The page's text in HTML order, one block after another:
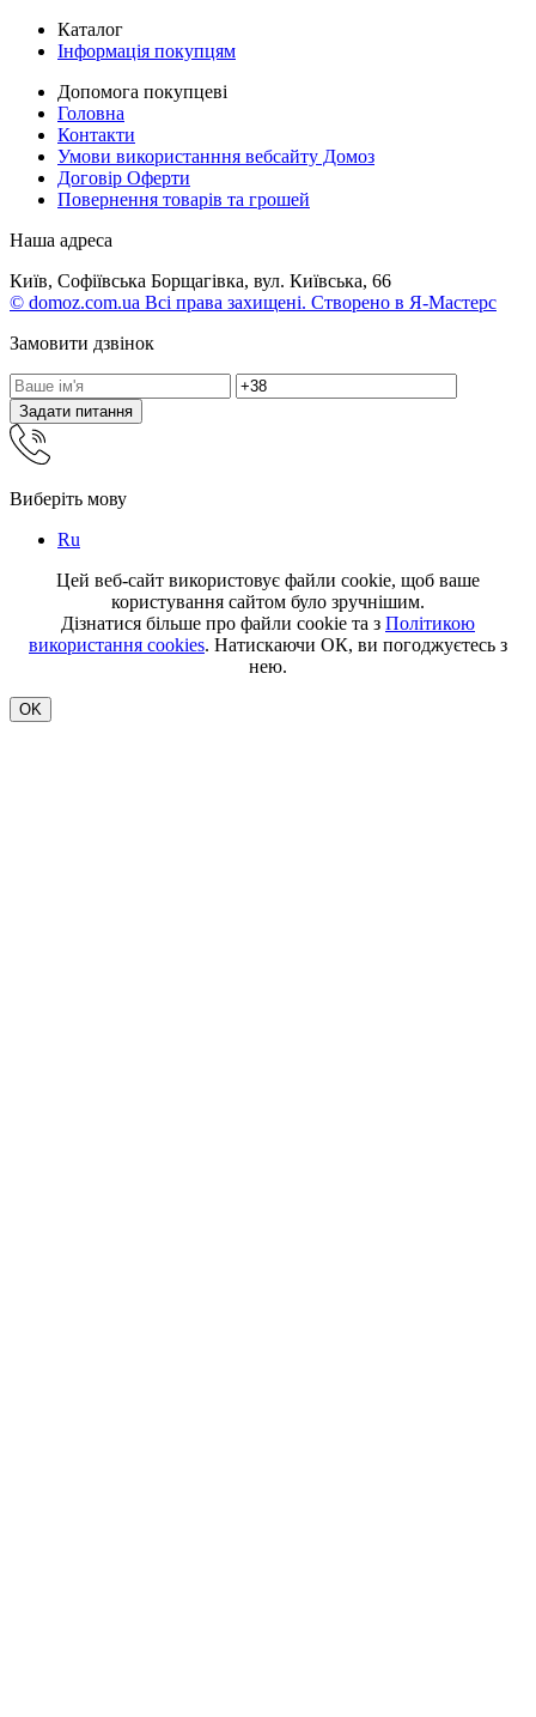
Каталог
Інформація покупцям
Допомога покупцеві
Головна
Контакти
Умови використанння вебсайту Домоз
Договір Оферти
Повернення товарів та грошей
Наша адреса
Київ, Софіївська Борщагівка, вул. Київська, 66
© domoz.com.ua Всі права захищені. Створено в Я-Мастерс
Замовити дзвінок
Задати питання
Виберіть мову
Ru
Цей веб-сайт використовує файли cookie, щоб ваше
користування сайтом було зручнішим.
Дізнатися більше про файли cookie та з Політикою
використання cookies. Натискаючи ОК, ви погоджуєтесь з
нею.
OK